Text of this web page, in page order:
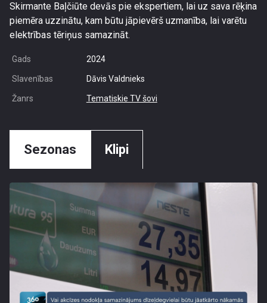
Skirmante Baļčiūte devās pie ekspertiem, lai uz sava rēķina
piemēra uzzinātu, kam būtu jāpievērš uzmanība, lai varētu
elektrības tēriņus samazināt.
Gads 2024
Slavenības Dāvis Valdnieks
Žanrs Tematiskie TV šovi
Sezonas Klipi